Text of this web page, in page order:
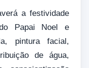
a festividade
Papai Noel e
pintura facial,
de água,